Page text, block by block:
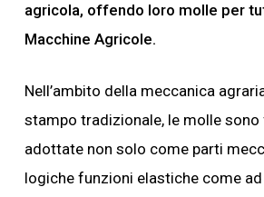
agricola, offendo loro molle per
Macchine Agricole.
Nell’ambito della meccanica
stampo tradizionale, le molle
adottate non solo come parti
logiche funzioni elastiche come